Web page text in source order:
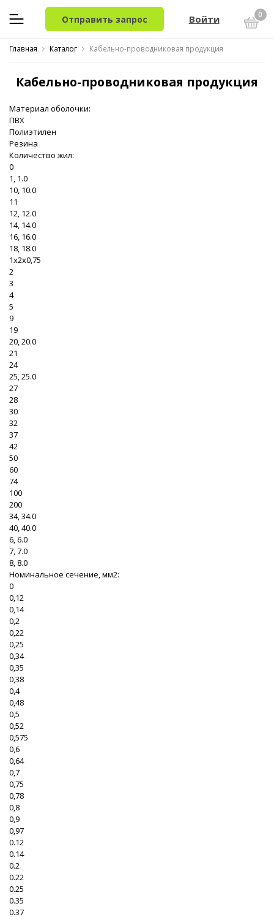
Отправить запрос Войти 0
Главная Каталог Кабельно-проводниковая продукция
Кабельно-проводниковая продукция
Материал оболочки:
ПВХ
Полиэтилен
Резина
Количество жил:
0
1, 1.0
10, 10.0
11
12, 12.0
14, 14.0
16, 16.0
18, 18.0
1x2x0,75
2
3
4
5
9
19
20, 20.0
21
24
25, 25.0
27
28
30
32
37
42
50
60
74
100
200
34, 34.0
40, 40.0
6, 6.0
7, 7.0
8, 8.0
Номинальное сечение, мм2:
0
0,12
0,14
0,2
0,22
0,25
0,34
0,35
0,38
0,4
0,48
0,5
0,52
0,575
0,6
0,64
0,7
0,75
0,78
0,8
0,9
0,97
0.12
0.14
0.2
0.22
0.25
0.35
0.37